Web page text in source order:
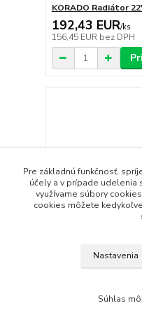
KORADO Radiátor
192,43 EUR/ks
156,45 EUR bez DPH
Pre základnú funkčnosť,
účely a v prípade udelenia
využívame súbory
cookies môžete
Nastavenia
Súhlas